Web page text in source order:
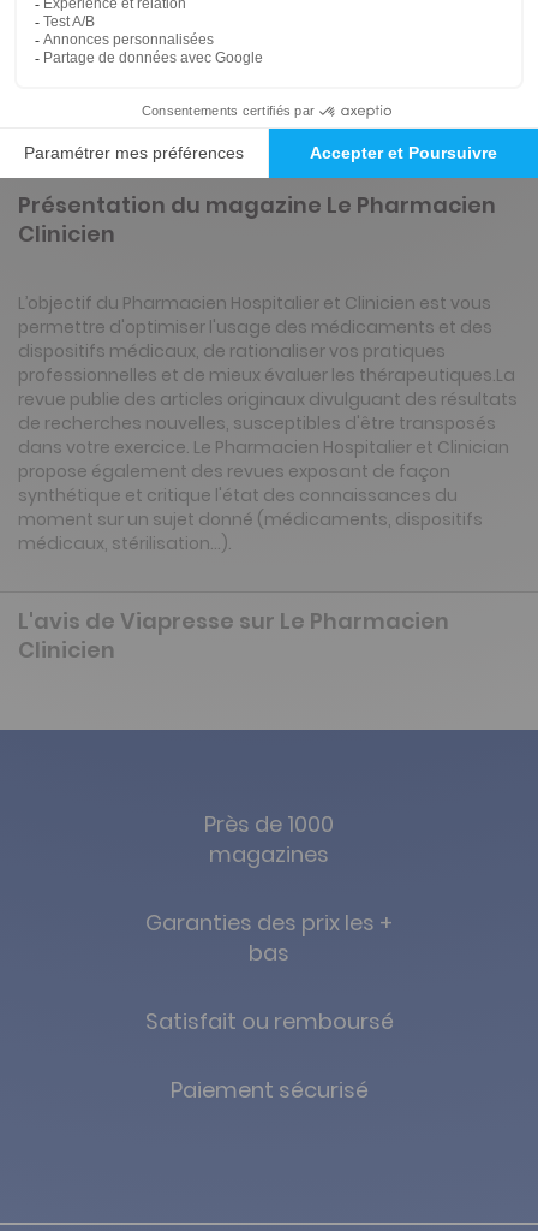
57€00 Tarif Kiosque :
Renouvellement à date d’anniversaire
Présentation du magazine Le Pharmacien
Clinicien
L’objectif du Pharmacien Hospitalier et Clinicien est vous
permettre d'optimiser l'usage des médicaments et des
dispositifs médicaux, de rationaliser vos pratiques
professionnelles et de mieux évaluer les thérapeutiques.La
revue publie des articles originaux divulguant des résultats
de recherches nouvelles, susceptibles d'être transposés
dans votre exercice. Le Pharmacien Hospitalier et Clinician
propose également des revues exposant de façon
synthétique et critique l'état des connaissances du
moment sur un sujet donné (médicaments, dispositifs
médicaux, stérilisation…).
L'avis de Viapresse sur Le Pharmacien
Clinicien
Près de 1000
magazines
Garanties des prix les +
bas
Satisfait ou remboursé
Paiement sécurisé